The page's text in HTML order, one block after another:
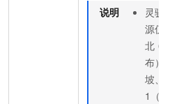
说明
灵骏
源仅
北 6
布）
坡、
1（